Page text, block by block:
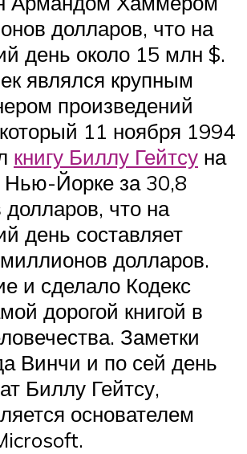
долларов, что на
день около 15 млн $.
являлся крупным
произведений
11 ноября 1994
книгу Биллу Гейтсу на
Нью-Йорке за 30,8
что на
день составляет
долларов.
и сделало Кодекс
дорогой книгой в
Заметки
Винчи и по сей день
Биллу Гейтсу,
основателем